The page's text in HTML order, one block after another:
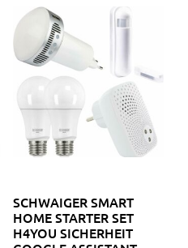
SCHWAIGER SMART
HOME STARTER SET
H4YOU SICHERHEIT